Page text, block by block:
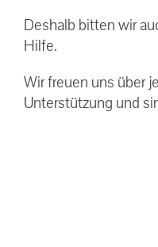
Deshalb bitten wir
Hilfe.
Wir freuen uns über
Unterstützung und